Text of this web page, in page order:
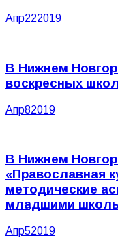
Апр222019
В Нижнем
воскресных
Апр82019
В Нижнем
«Православная
методические
младшими
Апр52019